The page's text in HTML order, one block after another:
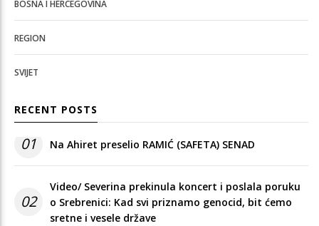
BOSNA I HERCEGOVINA
REGION
SVIJET
RECENT POSTS
01 Na Ahiret preselio RAMIĆ (SAFETA) SENAD
02
Video/ Severina prekinula koncert i poslala poruku
o Srebrenici: Kad svi priznamo genocid, bit ćemo
sretne i vesele države